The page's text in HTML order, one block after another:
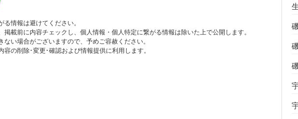
情報は避けてください。
掲載前に内容チェックし、個人情報・個人特定に繋がる情報は除いた上で公開します。
い場合がございますので、予めご容赦ください。
容の削除･変更･確認および情報提供に利用します。